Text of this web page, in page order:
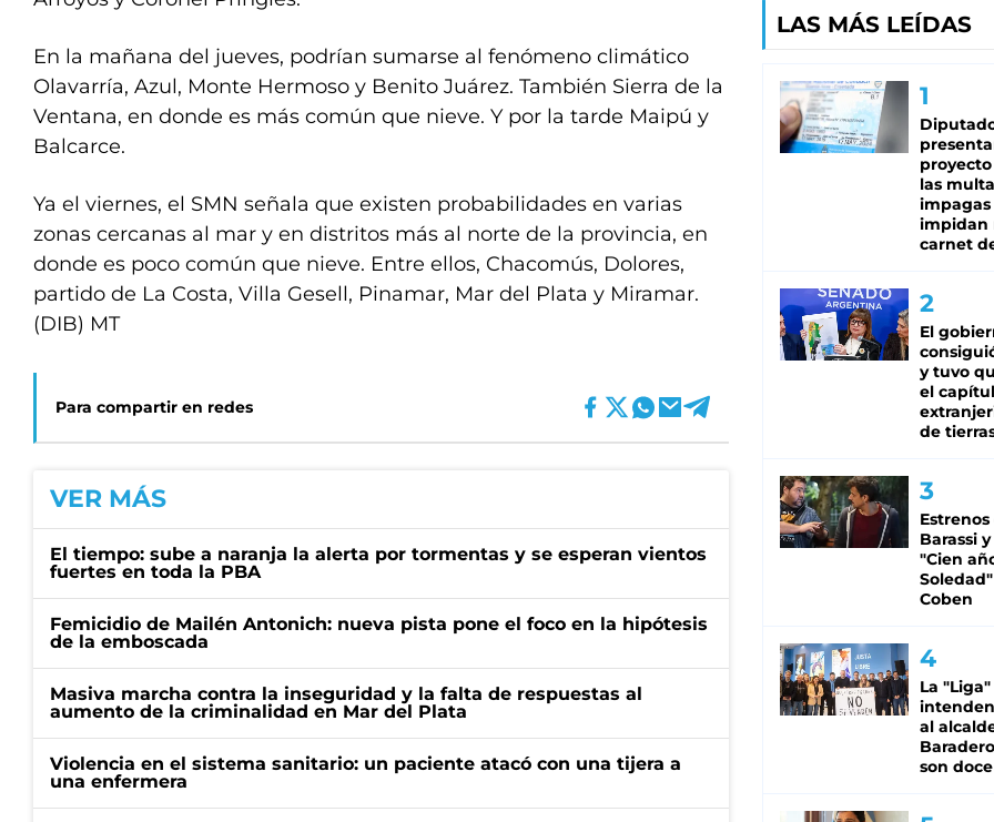
En la mañana del jueves, podrían sumarse al fenómeno climático
Olavarría, Azul, Monte Hermoso y Benito Juárez. También Sierra de la
Ventana, en donde es más común que nieve. Y por la tarde Maipú y
Balcarce.
Ya el viernes, el SMN señala que existen probabilidades en varias
zonas cercanas al mar y en distritos más al norte de la provincia, en
donde es poco común que nieve. Entre ellos, Chacomús, Dolores,
partido de La Costa, Villa Gesell, Pinamar, Mar del Plata y Miramar.
(DIB) MT
Para compartir en redes
VER MÁS
El tiempo: sube a naranja la alerta por tormentas y se esperan vientos
fuertes en toda la PBA
Femicidio de Mailén Antonich: nueva pista pone el foco en la hipótesis
de la emboscada
Masiva marcha contra la inseguridad y la falta de respuestas al
aumento de la criminalidad en Mar del Plata
Violencia en el sistema sanitario: un paciente atacó con una tijera a
una enfermera
LAS MÁS LEÍDAS
las
impagas
impidan
carnet
El
y tuvo
el
de
Estrenos
Barassi
"Cien
Coben
La
al
son doce